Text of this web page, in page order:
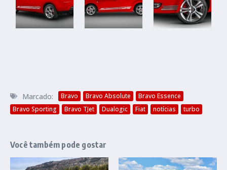
Marcado: Bravo Bravo Absolute
Bravo Essence
Bravo Sporting
Bravo TJet Dualogic Fiat notícias turbo
Você também pode gostar